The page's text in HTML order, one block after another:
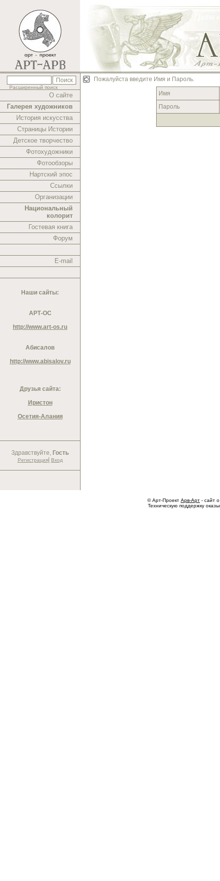
Расширенный поиск
О сайте
Галерея художников
История искусства
Страницы Истории
Детское творчество
Фотохудожники
Фотообзоры
Нартский эпос
Ссылки
Организации
Национальный
колорит
Гостевая книга
Форум
E-mail
Наши сайты:
АРТ-ОС
http://www.art-os.ru
Абисалов
http://www.abisalov.ru
Друзья сайта:
Иристон
Осетия-Алания
Здравствуйте, Гость
Регистрация| Вход
Пожалуйста введите Имя и Пароль.
Имя
Пароль
© Арт-Проект Арв-Арт - сайт
Техническую поддержку